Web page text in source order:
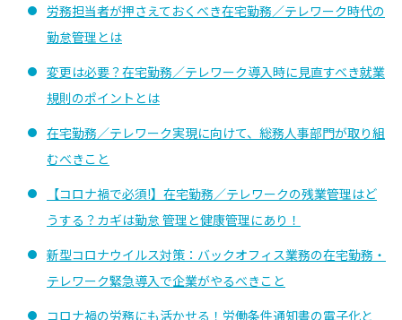
労務担当者が押さえておくべき在宅勤務／テレワーク時代の
勤怠管理とは
変更は必要？在宅勤務／テレワーク導入時に見直すべき就業
規則のポイントとは
在宅勤務／テレワーク実現に向けて、総務人事部門が取り組
むべきこと
【コロナ禍で必須!】在宅勤務／テレワークの残業管理はど
うする？カギは勤怠 管理と健康管理にあり！
新型コロナウイルス対策：バックオフィス業務の在宅勤務・
テレワーク緊急導入で企業がやるべきこと
コロナ禍の労務にも活かせる！労働条件通知書の電子化と